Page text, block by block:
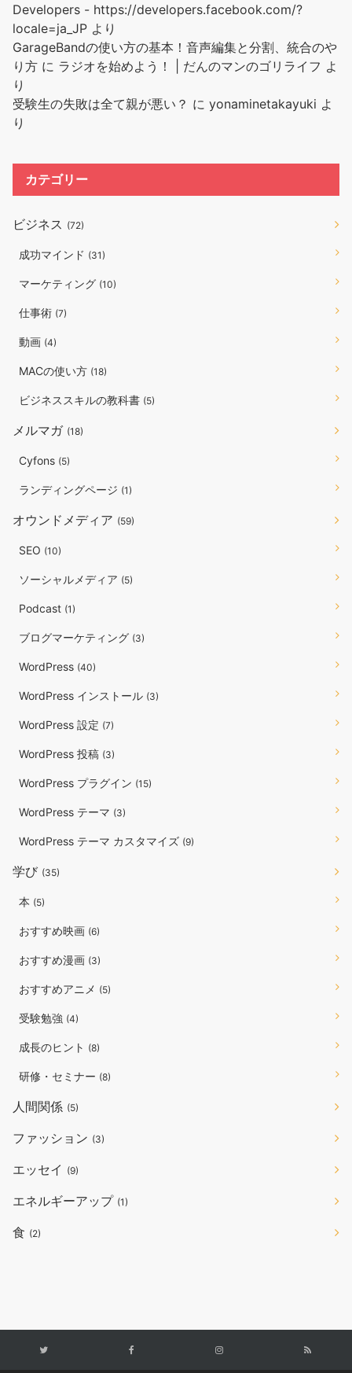
Developers - https://developers.facebook.com/?
locale=ja_JP より
GarageBandの使い方の基本！音声編集と分割、統合のや
り方 に ラジオを始めよう！ | だんのマンのゴリライフ よ
り
受験生の失敗は全て親が悪い？ に yonaminetakayuki よ
り
カテゴリー
ビジネス (72)
成功マインド (31)
マーケティング (10)
仕事術 (7)
動画 (4)
MACの使い方 (18)
ビジネススキルの教科書 (5)
メルマガ (18)
Cyfons (5)
ランディングページ (1)
オウンドメディア (59)
SEO (10)
ソーシャルメディア (5)
Podcast (1)
ブログマーケティング (3)
WordPress (40)
WordPress インストール (3)
WordPress 設定 (7)
WordPress 投稿 (3)
WordPress プラグイン (15)
WordPress テーマ (3)
WordPress テーマ カスタマイズ (9)
学び (35)
本 (5)
おすすめ映画 (6)
おすすめ漫画 (3)
おすすめアニメ (5)
受験勉強 (4)
成長のヒント (8)
研修・セミナー (8)
人間関係 (5)
ファッション (3)
エッセイ (9)
エネルギーアップ (1)
食 (2)